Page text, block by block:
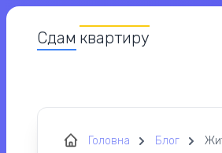
Сдам квартиру
Головна Блог